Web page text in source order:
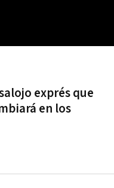
exprés que
en los